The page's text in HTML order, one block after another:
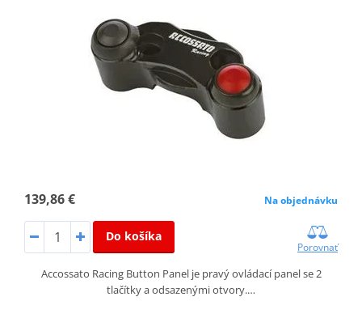
139,86 € Na objednávku
Do košíka
Porovnať
Accossato Racing Button Panel je pravý ovládací panel se 2
tlačítky a odsazenými otvory.…